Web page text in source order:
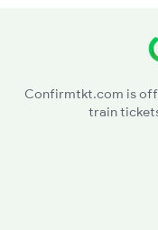
Confirmtkt.com is
train